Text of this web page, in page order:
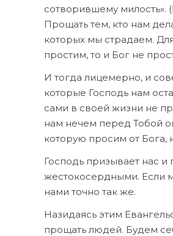
сотворившему милость».
Прощать тем, кто нам
которых мы страдаем.
простим, то и Бог не
И тогда лицемерно, и
которые Господь нам
сами в своей жизни не
нам нечем перед Тобой
которую просим от Бога,
Господь призывает нас
жестокосердными. Если
нами точно так же.
Назидаясь этим
прощать людей. Будем